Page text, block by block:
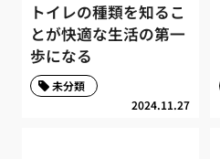
トイレの種類を知るこ
とが快適な生活の第一
歩になる
2024.11.27
未分類